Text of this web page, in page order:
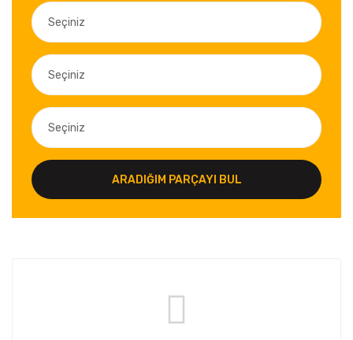
ARADIĞIM PARÇAYI BUL